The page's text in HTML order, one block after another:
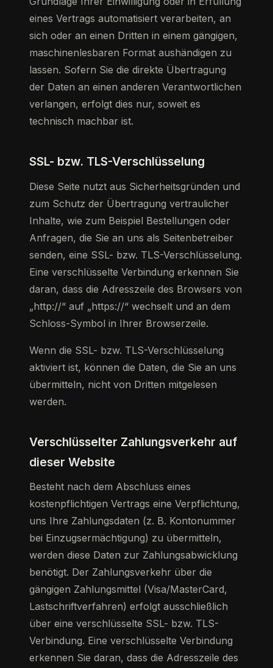
eines Vertrags automatisiert verarbeiten, an
sich oder an einen Dritten in einem gängigen,
maschinenlesbaren Format aushändigen zu
lassen. Sofern Sie die direkte Übertragung
der Daten an einen anderen Verantwortlichen
verlangen, erfolgt dies nur, soweit es
technisch machbar ist.
SSL- bzw. TLS-Verschlüsselung
Diese Seite nutzt aus Sicherheitsgründen und
zum Schutz der Übertragung vertraulicher
Inhalte, wie zum Beispiel Bestellungen oder
Anfragen, die Sie an uns als Seitenbetreiber
senden, eine SSL- bzw. TLS-Verschlüsselung.
Eine verschlüsselte Verbindung erkennen Sie
daran, dass die Adresszeile des Browsers von
„http://“ auf „https://“ wechselt und an dem
Schloss-Symbol in Ihrer Browserzeile.
Wenn die SSL- bzw. TLS-Verschlüsselung
aktiviert ist, können die Daten, die Sie an uns
übermitteln, nicht von Dritten mitgelesen
werden.
Verschlüsselter Zahlungsverkehr auf
dieser Website
Besteht nach dem Abschluss eines
kostenpflichtigen Vertrags eine Verpflichtung,
uns Ihre Zahlungsdaten (z. B. Kontonummer
bei Einzugsermächtigung) zu übermitteln,
werden diese Daten zur Zahlungsabwicklung
benötigt. Der Zahlungsverkehr über die
gängigen Zahlungsmittel (Visa/MasterCard,
Lastschriftverfahren) erfolgt ausschließlich
über eine verschlüsselte SSL- bzw. TLS-
Verbindung. Eine verschlüsselte Verbindung
erkennen Sie daran, dass die Adresszeile des